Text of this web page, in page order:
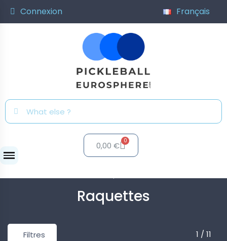
Connexion Français
0,00 €
Raquettes
Filtres 1 / 11